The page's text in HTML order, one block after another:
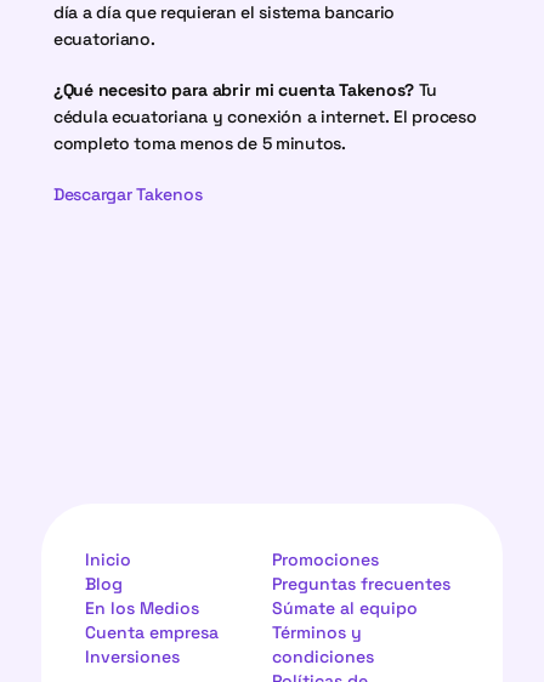
día a día que requieran el sistema bancario
ecuatoriano.
¿Qué necesito para abrir mi cuenta Takenos? Tu
cédula ecuatoriana y conexión a internet. El proceso
completo toma menos de 5 minutos.
Descargar Takenos
Inicio
Blog
En los Medios
Cuenta empresa
Inversiones
Promociones
Preguntas frecuentes
Súmate al equipo
Términos y
condiciones